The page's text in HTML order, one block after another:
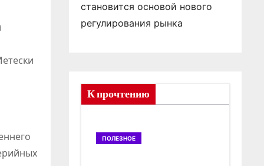
становится основой нового
регулирования рынка
К прочтению
ПОЛЕЗНОЕ